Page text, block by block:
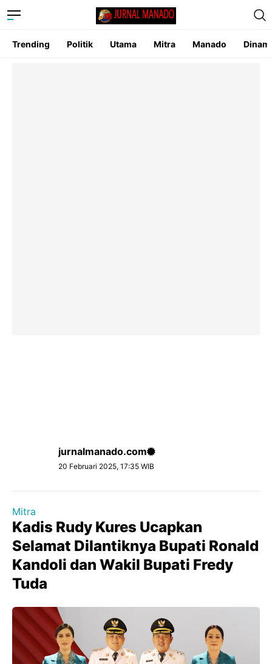
Trending Politik Utama Mitra Manado
jurnalmanado.com
20 Februari 2025, 17:35 WIB
Mitra
Kadis Rudy Kures Ucapkan
Selamat Dilantiknya Bupati Ronald
Kandoli dan Wakil Bupati Fredy
Tuda